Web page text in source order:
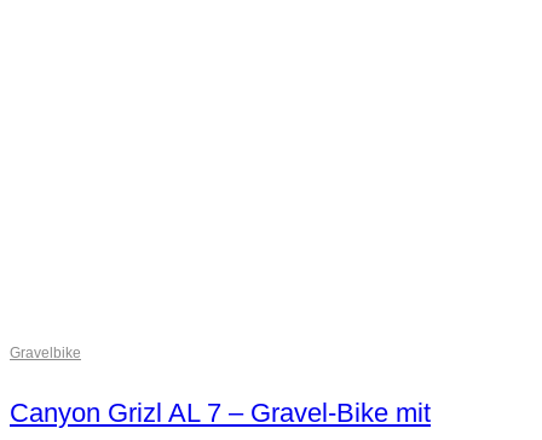
Gravelbike
Canyon Grizl AL 7 – Gravel-Bike mit